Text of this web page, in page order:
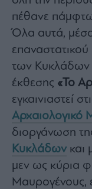
Αγορές
Trader's
book
Buy-
Hold-
Sell
The
Value
Investor
Crypto
Χρηματιστηριακές
Ανακοινώσεις
πέθανε
Όλα αυτά, μέσα
των Κυκλάδων
έκθεσης «Το
εγκαινιαστεί
Αρχαιολογικό
διοργάνωση
Κυκλάδωνκαι
μεν ως κύρια
Μαυρογένους,